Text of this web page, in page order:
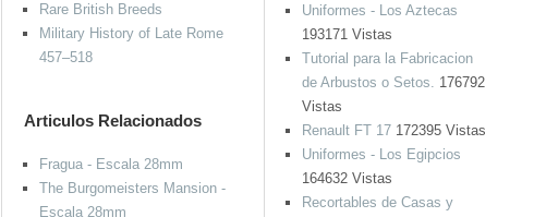
Uniformes - Los Aztecas
193171 Vistas
Tutorial para la Fabricacion
de Arbustos o Setos. 176792
Vistas
Renault FT 17172395 Vistas
Uniformes - Los Egipcios
164632 Vistas
Recortables de Casas y
Rare British Breeds
Military History of Late Rome
457–518
Articulos Relacionados
Fragua - Escala 28mm
The Burgomeisters Mansion -
Escala 28mm